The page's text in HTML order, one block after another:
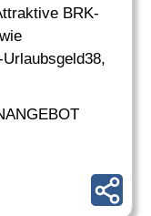
BRK-